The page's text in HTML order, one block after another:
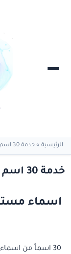
الرئيسية » خدمة 30 اسم
خدمة 30 اسم
اسماء
30 اسماً من